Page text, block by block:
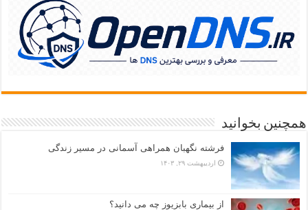
همچنین بخوانید
فرشته نگهبان همراهی آسمانی در مسیر زندگی
اردیبهشت ۲۹, ۱۴۰۳
از بیماری بابزیوز چه می دانید؟